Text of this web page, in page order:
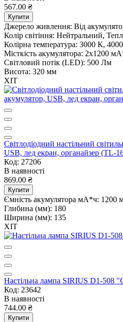
567.00 ₴
Купити
Джерело живлення: Від
Колір світіння: Нейтральний,
Колірна температура: 3000 К,
Місткість акумулятора: 2х1200
Світловий потік (LED): 500 Лм
Висота: 320 мм
ХІТ
Світлодіодний настільний
USB, лед екран, органайзер (TL-
Код: 27206
В наявності
869.00 ₴
Купити
Ємність акумулятора мА*ч: 1200
Глибина (мм): 180
Ширина (мм): 135
ХІТ
Настільна лампа SIRIUS D1-
Код: 23642
В наявності
744.00 ₴
Купити